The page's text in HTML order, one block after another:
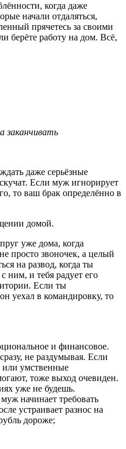
когда даже
начали отдаляться,
прячетесь за своими
берёте работу на дом. Всё,
заканчивать
даже серьёзные
Если муж игнорирует
то ваш брак определённо в
домой.
уже дома, когда
просто звоночек, а целый
на развод, когда ты
ним, и тебя радует его
Если ты
уехал в командировку, то
и финансовое.
не раздумывая. Если
или умственные
тоже выход очевиден.
уже не будешь.
начинает требовать
устраивает разнос на
дороже;